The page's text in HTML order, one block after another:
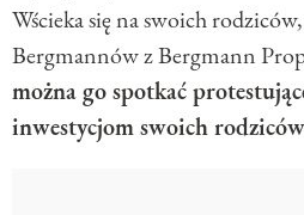
Wścieka się na swoich
Bergmannów z Bergmann
można go spotkać
inwestycjom swoich rodziców